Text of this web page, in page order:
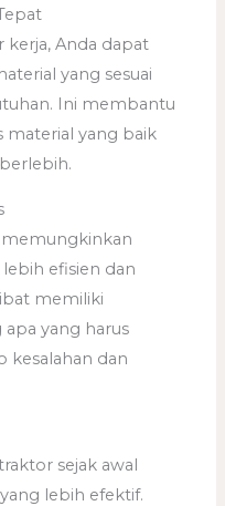
kerja, Anda dapat
yang sesuai
Ini membantu
material yang baik
memungkinkan
efisien dan
memiliki
yang harus
kesalahan dan
sejak awal
lebih efektif.